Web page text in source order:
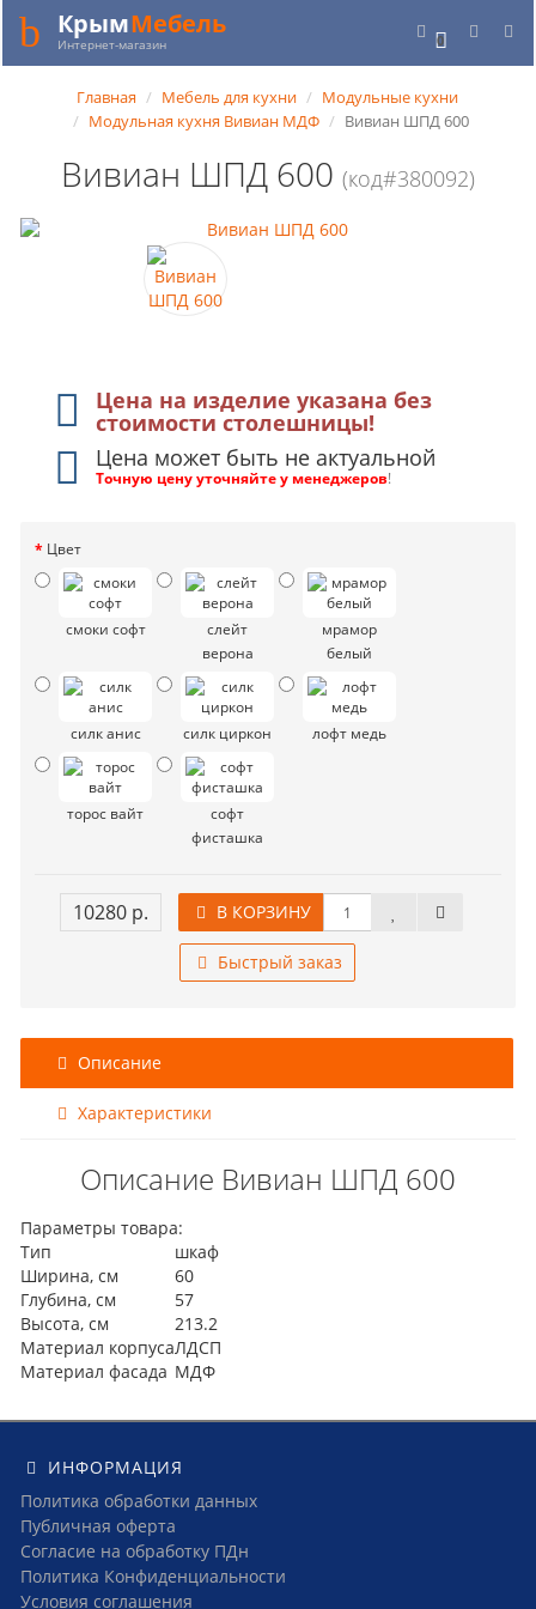
0
КрымМебель
Интернет-магазин
Главная Мебель для кухни
Модульные кухни
Модульная кухня Вивиан МДФ
Вивиан ШПД 600
Вивиан ШПД 600 (код#380092)
Цена на изделие указана без
стоимости столешницы!
Цена может быть не актуальной
Точную цену уточняйте у менеджеров!
Цвет
смоки софт
слейт
верона
мрамор
белый
силк анис силк циркон лофт медь
торос вайт
софт
фисташка
10280 р. В КОРЗИНУ
Быстрый заказ
Описание
Характеристики
Описание Вивиан ШПД 600
Параметры товара:
Тип
шкаф
Ширина, см
60
Глубина, см
57
Высота, см
213.2
Материал корпусаЛДСП
Материал фасада МДФ
ИНФОРМАЦИЯ
Политика обработки данных
Публичная оферта
Согласие на обработку ПДн
Политика Конфиденциальности
Условия соглашения